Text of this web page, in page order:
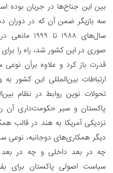
بین این جناح‌ها در جریان بوده
سه بازیگر ضمن آن ‌که در دوران
سال‌های ۱۹۸۸
صوری در این کشور شد، راه را
قدرت باز کرد و علاوه برآن
ارتباطات بین‌المللی این کشور
تحولات نوین روابط در نظام
پاکستان و سیر حکومت‌داری آن
نزدیکی آمریکا به هند در قالب
دیگر همکاری‌های دوجانبه، نوعی
چه در بعد داخلی و چه در
سیاست اصولی پاکستان برای